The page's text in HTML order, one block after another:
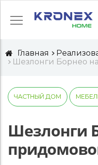
Главная
Шезлонги Борнео
ЧАСТНЫЙ ДОМ
Шезлонги